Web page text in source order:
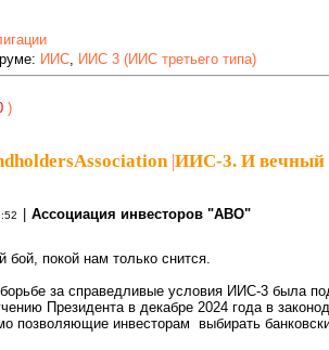
ИИС, ИИС 3 (ИИС третьего типа)
)
| ИИС-3. И вечный
Ассоциация инвесторов "АВО"
покой нам только снится.
за справедливые условия ИИС-3 была
Президента в декабре 2024 года в
позволяющие инвесторам выбирать